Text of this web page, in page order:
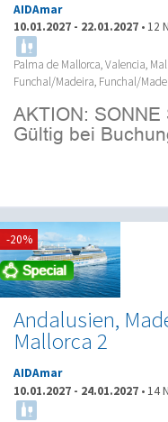
AIDAmar
10.01.2027 - 22.01.2027 • 12
Palma de Mallorca, Valencia,
Funchal/Madeira, Funchal/
Andalusien,
Mallorca 2
AIDAmar
10.01.2027 - 24.01.2027 • 14
-20%